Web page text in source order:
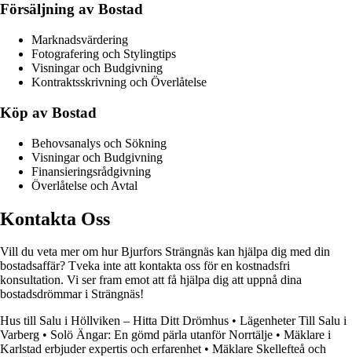
Försäljning av Bostad
Marknadsvärdering
Fotografering och Stylingtips
Visningar och Budgivning
Kontraktsskrivning och Överlåtelse
Köp av Bostad
Behovsanalys och Sökning
Visningar och Budgivning
Finansieringsrådgivning
Överlåtelse och Avtal
Kontakta Oss
Vill du veta mer om hur Bjurfors Strängnäs kan hjälpa dig med din
bostadsaffär? Tveka inte att kontakta oss för en kostnadsfri
konsultation. Vi ser fram emot att få hjälpa dig att uppnå dina
bostadsdrömmar i Strängnäs!
Hus till Salu i Höllviken – Hitta Ditt Drömhus • Lägenheter Till Salu i
Varberg • Solö Ängar: En gömd pärla utanför Norrtälje • Mäklare i
Karlstad erbjuder expertis och erfarenhet• Mäklare Skellefteå och